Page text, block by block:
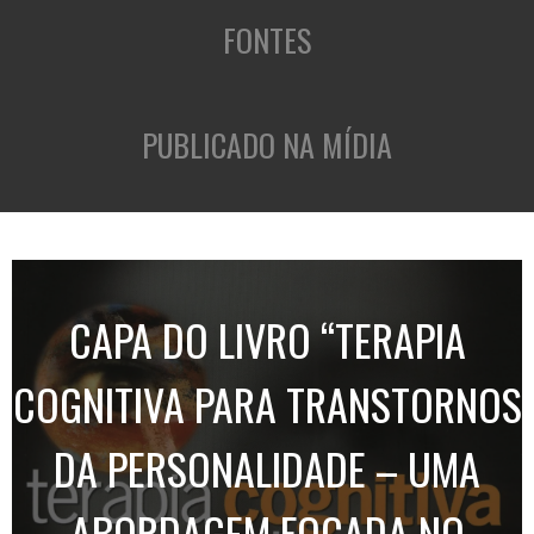
FONTES
PUBLICADO NA MÍDIA
CAPA DO LIVRO “TERAPIA
COGNITIVA PARA TRANSTORNOS
DA PERSONALIDADE – UMA